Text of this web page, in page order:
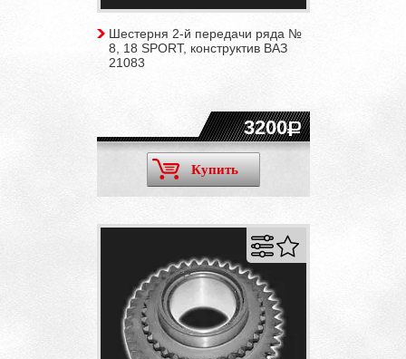
Шестерня 2-й передачи ряда №
8, 18 SPORT, конструктив ВАЗ
21083
3200
Купить